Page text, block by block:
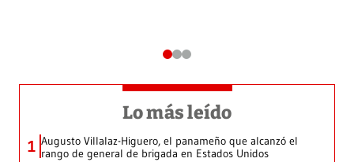
Lo más leído
1 Augusto Villalaz-Higuero, el panameño que alcanzó el
rango de general de brigada en Estados Unidos